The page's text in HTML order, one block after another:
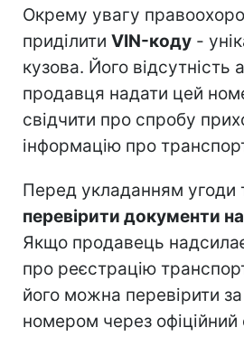
Окрему увагу
приділити VIN-коду -
кузова. Його
продавця надати цей
свідчити про спробу
інформацію про
Перед укладанням угоди
перевірити документи
Якщо продавець
про реєстрацію
його можна перевірити
номером через офіційний